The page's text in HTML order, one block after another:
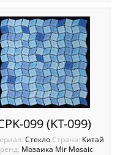
099 (KT-099)
Стекло Cтрана: Китай
Мозаика Mir Mosaic